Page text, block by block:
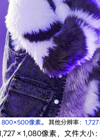
800×500像素。 其他分辨率：
1,727 × 1,080像素，文件大